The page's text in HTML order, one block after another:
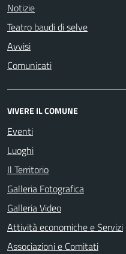
Notizie
Teatro baudi di selve
Avvisi
Comunicati
VIVERE IL COMUNE
Eventi
Luoghi
Il Territorio
Galleria Fotografica
Galleria Video
Attività economiche e Servizi
Associazioni e Comitati